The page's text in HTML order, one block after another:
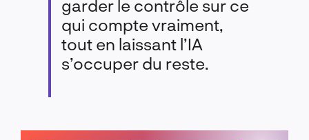
garder le contrôle sur ce
qui compte vraiment,
tout en laissant l’IA
s’occuper du reste.